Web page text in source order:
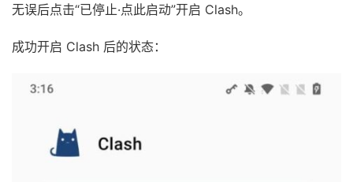
无误后点击“已停止·点此启动”开启 Clash。
成功开启 Clash 后的状态：